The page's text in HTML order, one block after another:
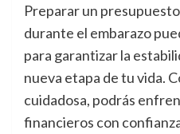
Preparar un
durante el embarazo
para garantizar la
nueva etapa de tu vida.
cuidadosa, podrás
financieros con